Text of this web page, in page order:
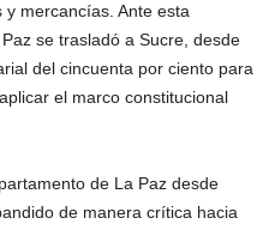
y mercancías. Ante esta
se trasladó a Sucre, desde
del cincuenta por ciento para
el marco constitucional
de La Paz desde
de manera crítica hacia